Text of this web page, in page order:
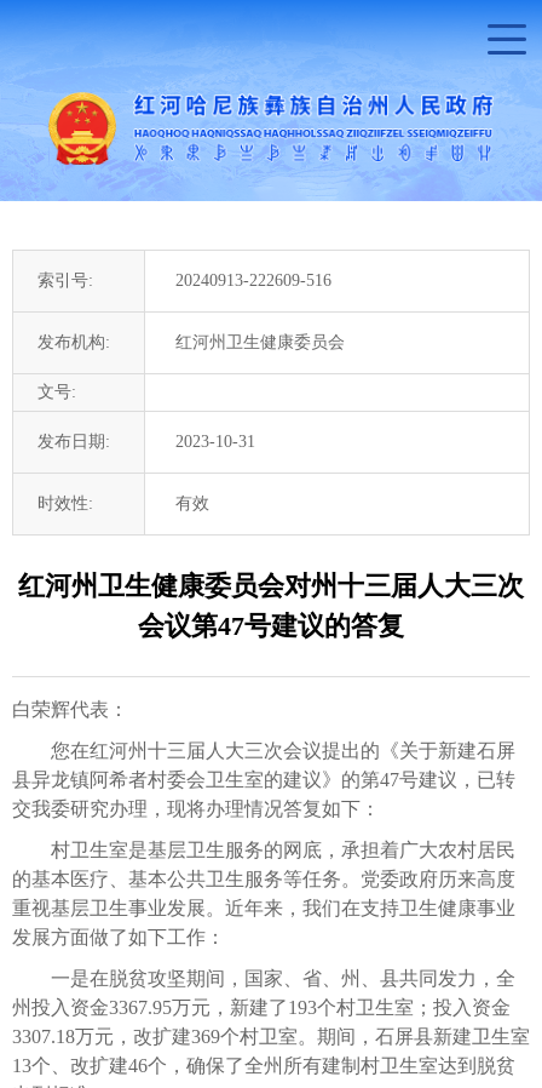
索引号: 20240913-222609-516
发布机构: 红河州卫生健康委员会
文号:
发布日期: 2023-10-31
时效性: 有效
红河州卫生健康委员会对州十三届人大三次
会议第47号建议的答复
白荣辉代表：
您在红河州十三届人大三次会议提出的《关于新建石屏
县异龙镇阿希者村委会卫生室的建议》的第47号建议，已转
交我委研究办理，现将办理情况答复如下：
村卫生室是基层卫生服务的网底，承担着广大农村居民
的基本医疗、基本公共卫生服务等任务。党委政府历来高度
重视基层卫生事业发展。近年来，我们在支持卫生健康事业
发展方面做了如下工作：
一是在脱贫攻坚期间，国家、省、州、县共同发力，全
州投入资金3367.95万元，新建了193个村卫生室；投入资金
3307.18万元，改扩建369个村卫室。期间，石屏县新建卫生室
13个、改扩建46个，确保了全州所有建制村卫生室达到脱贫